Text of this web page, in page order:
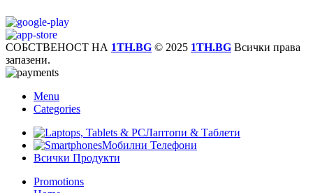
СОБСТВЕНОСТ НА 1TH.BG © 2025 1TH.BG Всички права
запазени.
Menu
Categories
Лаптопи & Таблети
Мобилни Телефони
Всички Продукти
Promotions